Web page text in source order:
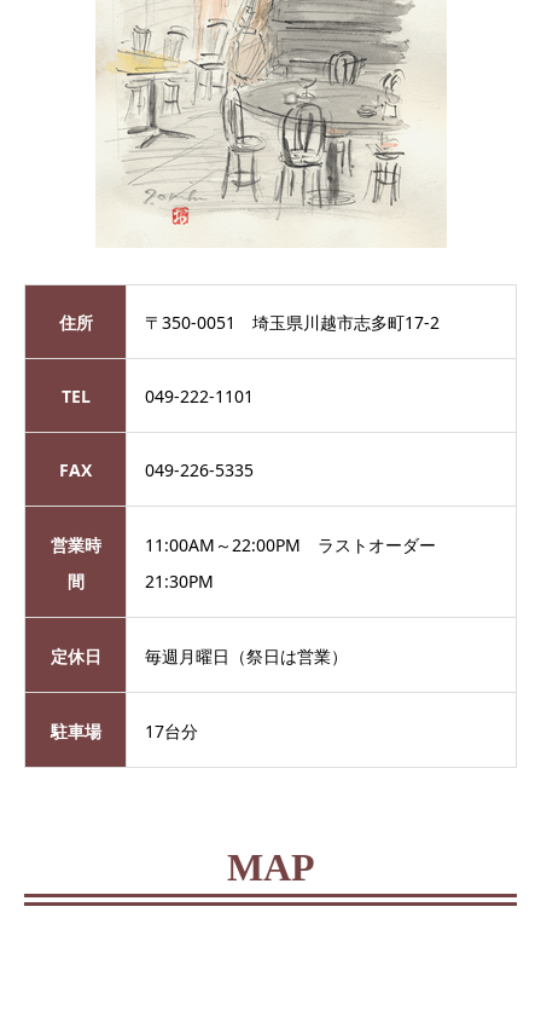
住所 〒350-0051 埼玉県川越市志多町17-2
TEL 049-222-1101
FAX 049-226-5335
営業時
間
11:00AM～22:00PM ラストオーダー
21:30PM
定休日 毎週月曜日（祭日は営業）
駐車場 17台分
MAP